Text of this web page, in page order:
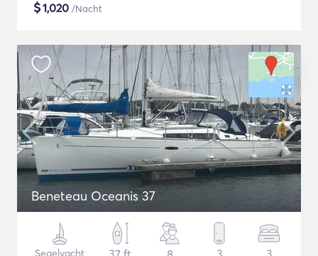
$1,020 /Nacht
Beneteau Oceanis 37
Segelyacht